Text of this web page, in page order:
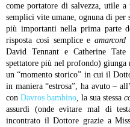
come portatore di salvezza, utile
semplici vite umane, ognuna di
più importanti nella prima parte
risposta così semplice eamarcord
David Tennant e Catherine
spettatore più nel profondo)
un “momento storico” in cui il
in maniera “estrosa”, ha avuto –
con Davros bambino , la sua stessa
assurdi (onde evitare mal di
incontrato il Dottore grazie a